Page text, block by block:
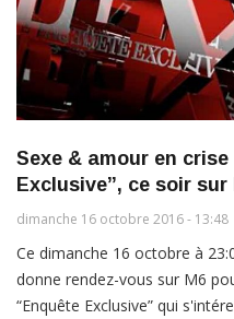
Sexe & amour en
Exclusive”, ce soir sur
dimanche 16 octobre 2016 - 13:48
Ce dimanche 16 octobre à
donne rendez-vous sur M6
“Enquête Exclusive” qui